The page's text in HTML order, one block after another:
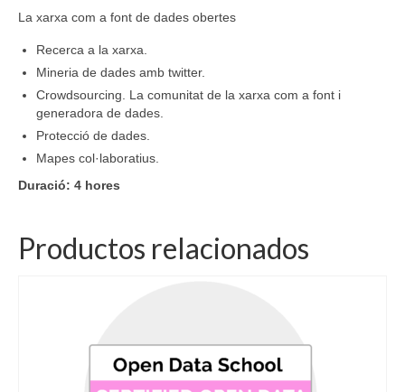
La xarxa com a font de dades obertes
Recerca a la xarxa.
Mineria de dades amb twitter.
Crowdsourcing. La comunitat de la xarxa com a font i
generadora de dades.
Protecció de dades.
Mapes col·laboratius.
Duració: 4 hores
Productos relacionados